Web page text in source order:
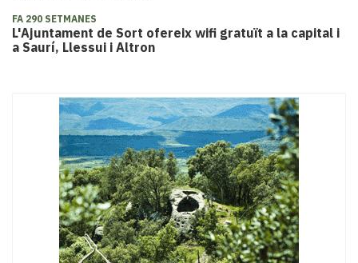
FA 290 SETMANES
L'Ajuntament de Sort ofereix wifi gratuït a la capital i
a Saurí, Llessui i Altron